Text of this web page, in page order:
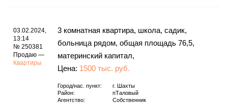
03.02.2024,
13:14
№ 250381
Продаю —
Квартиры
3 комнатная квартира, школа, садик,
больница рядом, общая площадь 76,5,
материнский капитал,
Цена: 1500 тыс. руб.
Город/нас. пункт: г.
Шахты
Район:
пТаловый
Агентство:
Собственник